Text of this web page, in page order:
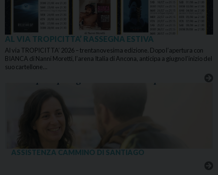
AL VIA TROPICITTA’ RASSEGNA ESTIVA
Al via TROPICITTA’ 2026 – trentanovesima edizione. Dopo l’apertura con
BIANCA di Nanni Moretti, l’arena Italia di Ancona, anticipa a giugno l’inizio del
suo cartellone…
ASSISTENZA CAMMINO DI SANTIAGO